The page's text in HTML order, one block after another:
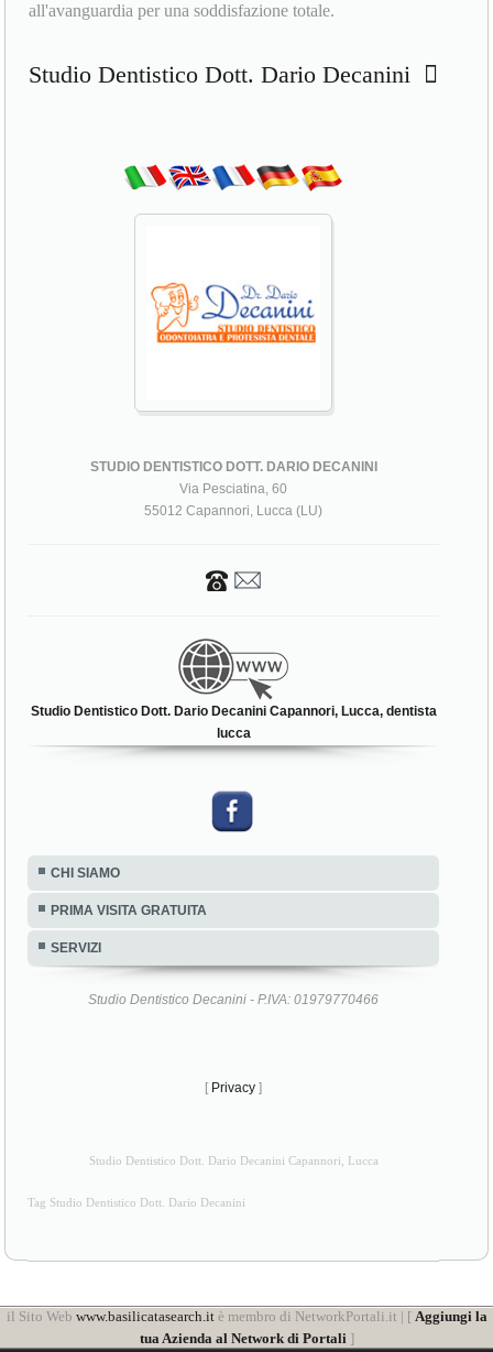
all'avanguardia per una soddisfazione totale.
Studio Dentistico Dott. Dario Decanini
STUDIO DENTISTICO DOTT. DARIO DECANINI
Via Pesciatina, 60
55012 Capannori, Lucca (LU)
Studio Dentistico Dott. Dario Decanini Capannori, Lucca, dentista
lucca
CHI SIAMO
PRIMA VISITA GRATUITA
SERVIZI
Studio Dentistico Decanini - P.IVA: 01979770466
[ Privacy ]
Studio Dentistico Dott. Dario Decanini Capannori, Lucca
Tag Studio Dentistico Dott. Dario Decanini
il Sito Web www.basilicatasearch.itè membro di NetworkPortali.it | [ Aggiungi la
tua Azienda al Network di Portali ]